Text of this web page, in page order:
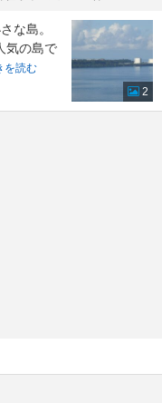
な島。
気の島で
を読む
2